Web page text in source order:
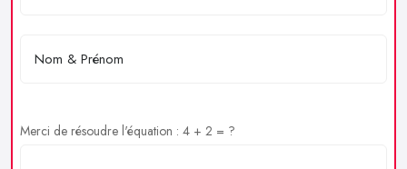
Merci de résoudre l'équation : 4 + 2 = ?